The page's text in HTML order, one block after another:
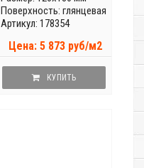
Поверхность: глянцевая
Артикул: 178354
Цена: 5 873 руб/м2
КУПИТЬ